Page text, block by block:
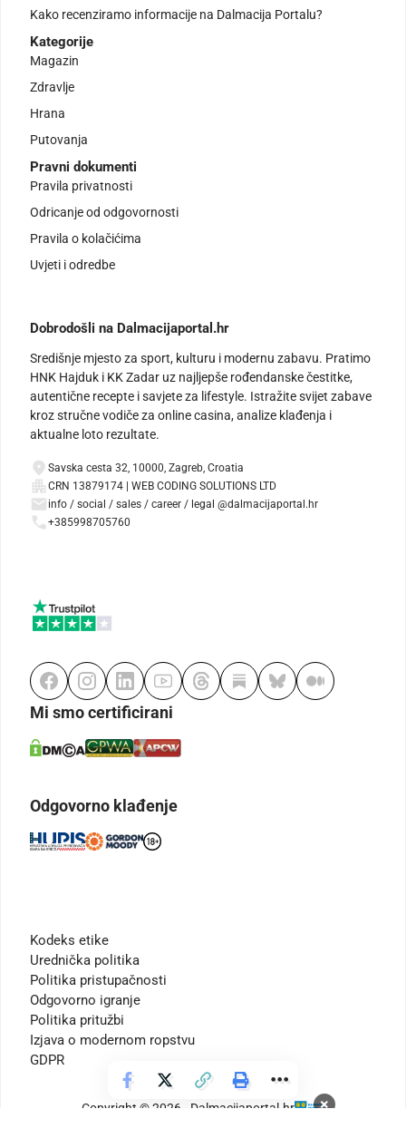
×
Kako recenziramo informacije na Dalmacija Portalu?
Kategorije
Magazin
Zdravlje
Hrana
Putovanja
Pravni dokumenti
Pravila privatnosti
Odricanje od odgovornosti
Pravila o kolačićima
Uvjeti i odredbe
Dobrodošli na Dalmacijaportal.hr
Središnje mjesto za sport, kulturu i modernu zabavu. Pratimo
HNK Hajduk i KK Zadar uz najljepše rođendanske čestitke,
autentične recepte i savjete za lifestyle. Istražite svijet zabave
kroz stručne vodiče za online casina, analize klađenja i
aktualne loto rezultate.
Savska cesta 32, 10000, Zagreb, Croatia
CRN 13879174 | WEB CODING SOLUTIONS LTD
info / social / sales / career / legal @dalmacijaportal.hr
+385998705760
Mi smo certificirani
Odgovorno klađenje
Kodeks etike
Urednička politika
Politika pristupačnosti
Odgovorno igranje
Politika pritužbi
Izjava o modernom ropstvu
GDPR
Copyright © 2026 - Dalmacijaportal.hr